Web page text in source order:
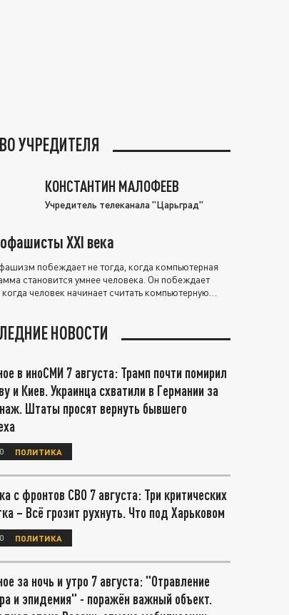
УЧРЕДИТЕЛЯ
КОНСТАНТИН МАЛОФЕЕВ
Учредитель телеканала "Царьград"
XXI века
побеждает не тогда, когда компьютерная
становится умнее человека. Он побеждает
когда человек начинает считать компьютерную
НОВОСТИ
в иноСМИ 7 августа: Трамп почти помирил
и Киев. Украинца схватили в Германии за
Штаты просят вернуть бывшего
ПОЛИТИКА
с фронтов СВО 7 августа: Три критических
– Всё грозит рухнуть. Что под Харьковом
ПОЛИТИКА
за ночь и утро 7 августа: "Отравление
и эпидемия" - поражён важный объект.